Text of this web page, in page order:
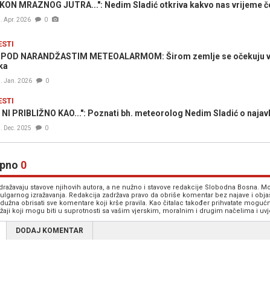
MRAZNOG JUTRA...": Nedim Sladić otkriva kakvo nas vrijeme
Apr. 2026 0
POD NARANDŽASTIM METEOALARMOM: Širom zemlje se
Jan. 2026 0
NI PRIBLIŽNO KAO...": Poznati bh. meteorolog Nedim Sladić o
Dec. 2025 0
0
stavove njihovih autora, a ne nužno i stavove redakcije Slobodna Bosna.
izražavanja. Redakcija zadržava pravo da obriše komentar bez najave i
obrisati sve komentare koji krše pravila. Kao čitalac također prihvatate
koji mogu biti u suprotnosti sa vašim vjerskim, moralnim i drugim načelima i
DODAJ KOMENTAR